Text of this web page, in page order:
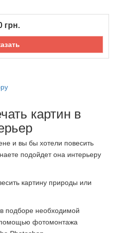
грн.
картин в
и вы бы хотели повесить
подойдет она интерьеру
картину природы или
подборе необходимой
помощью фотомонтажа